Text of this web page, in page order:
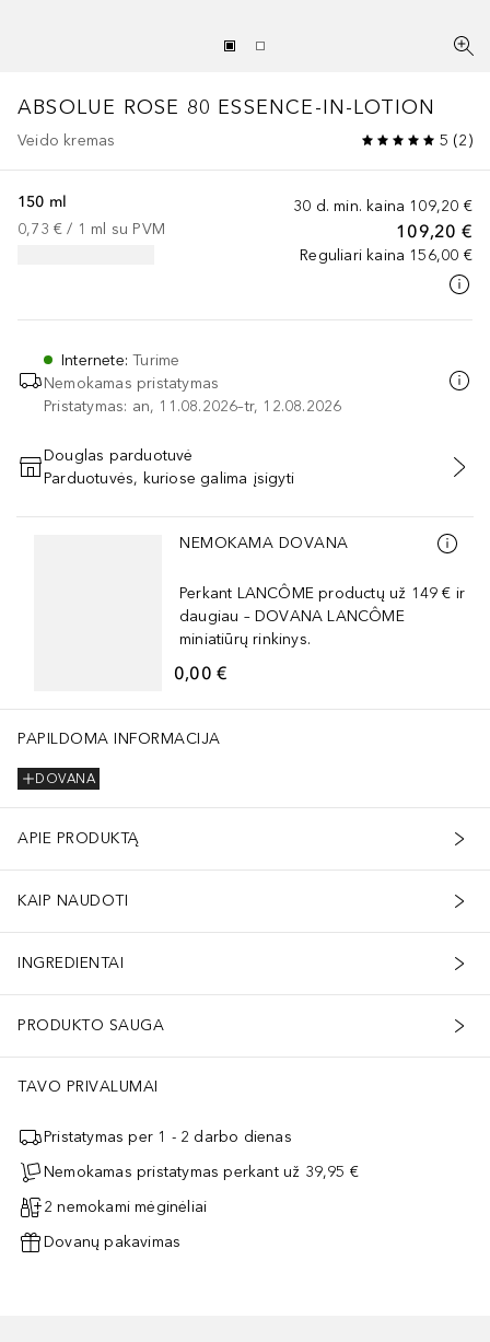
ABSOLUE ROSE 80 ESSENCE-IN-LOTION
Veido kremas 5 (2)
30 d. min. kaina 109,20 €
109,20 €
Reguliari kaina 156,00 €
150 ml
0,73 € / 1 ml su PVM
Internete:Turime
Nemokamas pristatymas
Pristatymas: an, 11.08.2026–tr, 12.08.2026
PRIDĖTI Į KREPŠELĮ
Douglas parduotuvė
Parduotuvės, kuriose galima įsigyti
Praleisti slankiklį
NEMOKAMA DOVANA
Perkant LANCÔME productų už 149 € ir
daugiau – DOVANA LANCÔME
miniatiūrų rinkinys.
0,00 €
PAPILDOMA INFORMACIJA
DOVANA
APIE PRODUKTĄ
KAIP NAUDOTI
INGREDIENTAI
PRODUKTO SAUGA
TAVO PRIVALUMAI
Pristatymas per 1 - 2 darbo dienas
Nemokamas pristatymas perkant už 39,95 €
2 nemokami mėginėliai
Dovanų pakavimas